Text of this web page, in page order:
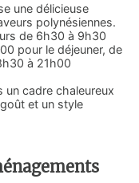
une délicieuse
polynésiennes.
de 6h30 à 9h30
pour le déjeuner, de
à 21h00
un cadre chaleureux
et un style